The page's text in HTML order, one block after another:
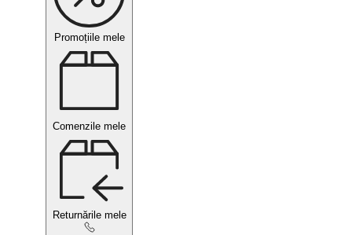
Promoțiile mele
Comenzile mele
Returnările mele